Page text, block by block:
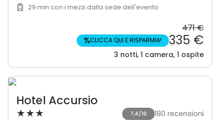
29 min con i mezzi dalla sede dell'evento
471 €
%CLICCA QUI E RISPARMIA! 335 €
3 notti, 1 camera, 1 ospite
Hotel Accursio
★★★ 7,4/10 180 recensioni